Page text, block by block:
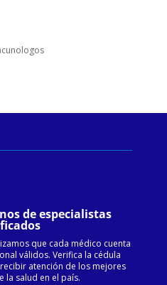
de especialistas
que cada médico cuenta
válidos. Verifica la cédula
atención de los mejores
la salud en el país.